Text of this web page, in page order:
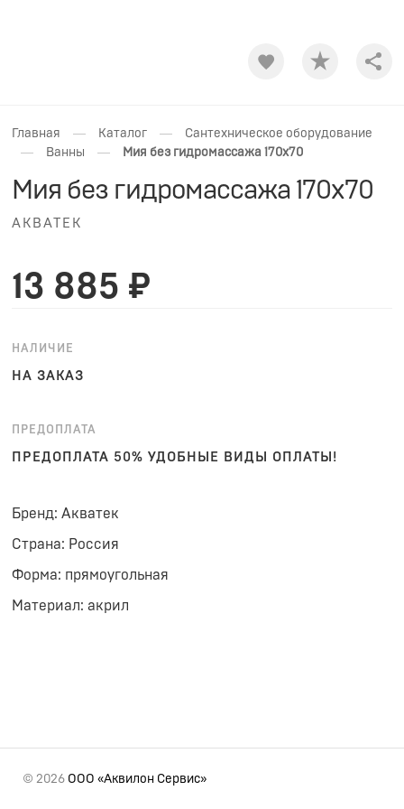
Главная — Каталог — Сантехническое оборудование
— Ванны — Мия без гидромассажа 170x70
Мия без гидромассажа 170x70
АКВАТЕК
13 885 ₽
НАЛИЧИЕ
НА ЗАКАЗ
ПРЕДОПЛАТА
ПРЕДОПЛАТА 50% УДОБНЫЕ ВИДЫ ОПЛАТЫ!
Бренд: Акватек
Страна: Россия
Форма: прямоугольная
Материал: акрил
© 2026 ООО «Аквилон Сервис»